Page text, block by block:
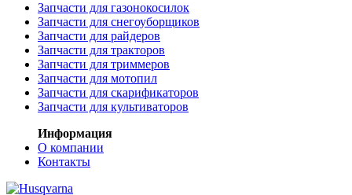
Запчасти для газонокосилок
Запчасти для снегоуборщиков
Запчасти для райдеров
Запчасти для тракторов
Запчасти для триммеров
Запчасти для мотопил
Запчасти для скарификаторов
Запчасти для культиваторов
Информация
О компании
Контакты